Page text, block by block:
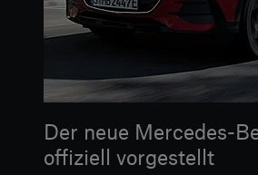
Der neue Mercedes-
offiziell vorgestellt